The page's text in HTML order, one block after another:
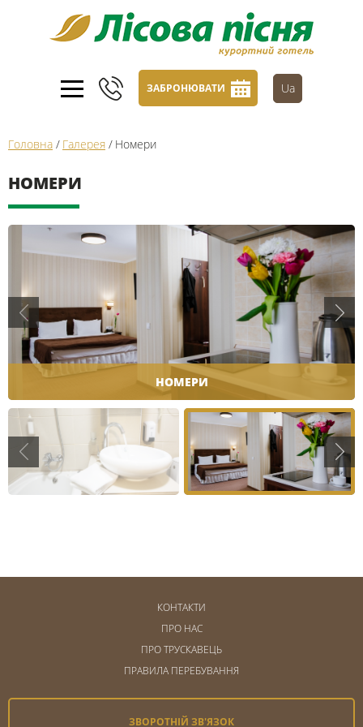
ЗАБРОНЮВАТИ Ua
Головна / Галерея / Номери
НОМЕРИ
НОМЕРИ
КОНТАКТИ
ПРО НАС
ПРО ТРУСКАВЕЦЬ
ПРАВИЛА ПЕРЕБУВАННЯ
ЗВОРОТНІЙ ЗВ'ЯЗОК